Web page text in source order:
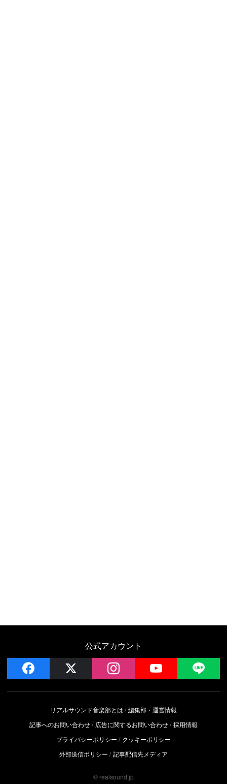
公式アカウント
facebook instagram YouTube
リアルサウンド音楽部とは
編集部・運営情報
記事へのお問い合わせ
広告に関するお問い合わせ 採用情報
プライバシーポリシー
クッキーポリシー
外部送信ポリシー
記事配信先メディア
© realsound.jp